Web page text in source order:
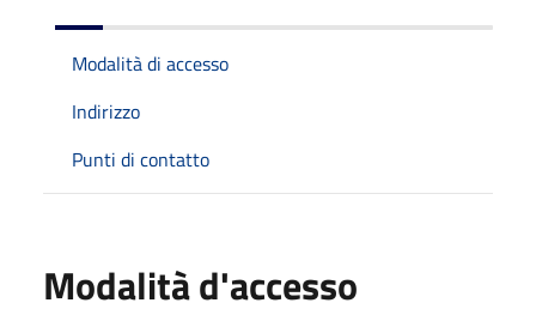
Modalità di accesso
Indirizzo
Punti di contatto
Modalità d'accesso